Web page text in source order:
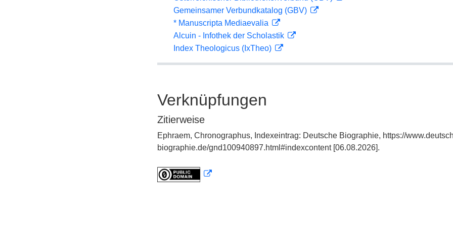
Gemeinsamer Verbundkatalog (GBV)
* Manuscripta Mediaevalia
Alcuin - Infothek der Scholastik
Index Theologicus (IxTheo)
Verknüpfungen
Zitierweise
Ephraem, Chronographus, Indexeintrag: Deutsche Biographie, https://
biographie.de/gnd100940897.html#indexcontent [06.08.2026].